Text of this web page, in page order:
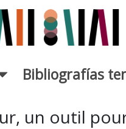
Bibliografías
un outil